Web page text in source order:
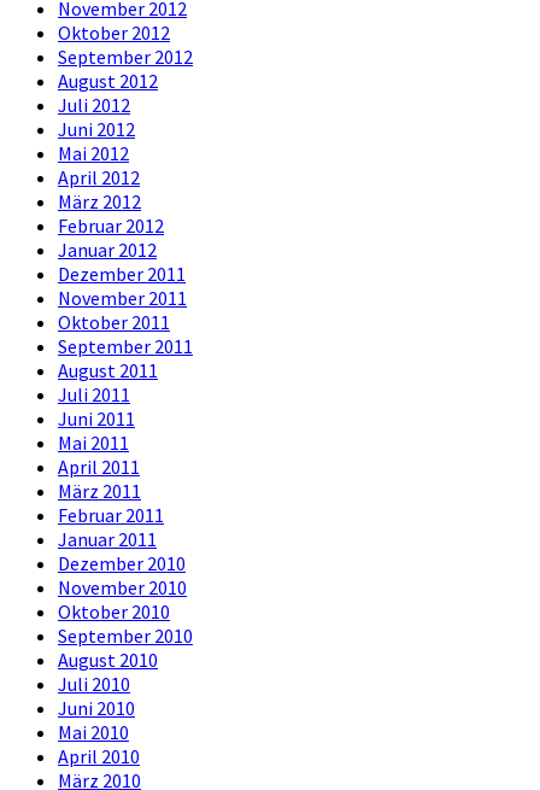
November 2012
Oktober 2012
September 2012
August 2012
Juli 2012
Juni 2012
Mai 2012
April 2012
März 2012
Februar 2012
Januar 2012
Dezember 2011
November 2011
Oktober 2011
September 2011
August 2011
Juli 2011
Juni 2011
Mai 2011
April 2011
März 2011
Februar 2011
Januar 2011
Dezember 2010
November 2010
Oktober 2010
September 2010
August 2010
Juli 2010
Juni 2010
Mai 2010
April 2010
März 2010